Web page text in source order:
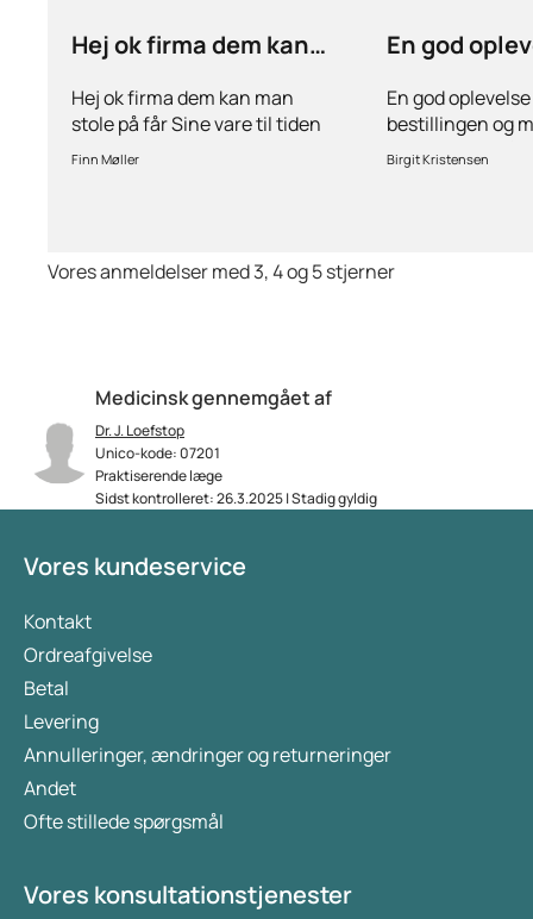
Medicinsk gennemgået af
Dr. J. Loefstop
Unico-kode: 07201
Praktiserende læge
Sidst kontrolleret: 26.3.2025 | Stadig gyldig
Hej ok firma dem kan
Hej ok firma dem kan man
stole på får Sine vare til tiden
hurtig levering inden for 2
Finn Møller
En god
En god
bestillingen og
stille spørgsmål
behov for
Birgit Kristensen
Vores anmeldelser med 3, 4 og 5 stjerner
Vores kundeservice
Kontakt
Ordreafgivelse
Betal
Levering
Annulleringer, ændringer og returneringer
Andet
Ofte stillede spørgsmål
Vores konsultationstjenester